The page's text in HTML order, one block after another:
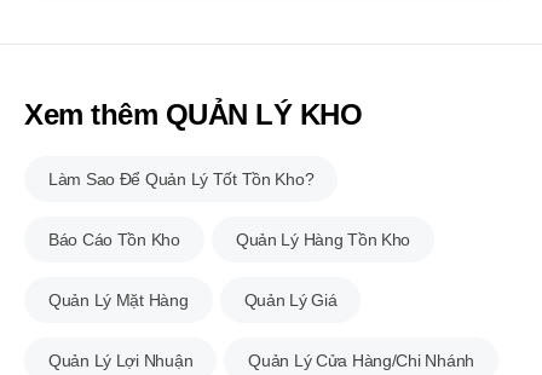
Xem thêm QUẢN LÝ KHO
Làm Sao Để Quản Lý Tốt Tồn Kho?
Báo Cáo Tồn Kho Quản Lý Hàng Tồn Kho
Quản Lý Mặt Hàng Quản Lý Giá
Quản Lý Lợi Nhuận Quản Lý Cửa Hàng/Chi Nhánh